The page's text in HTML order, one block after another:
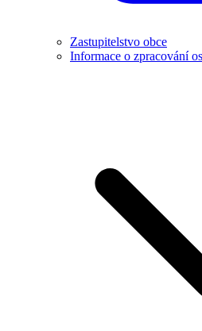
Zastupitelstvo obce
Informace o zpracování